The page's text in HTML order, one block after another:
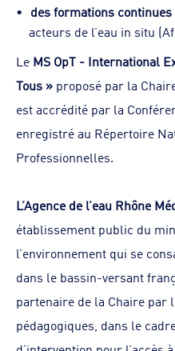
des formations
acteurs de l’eau in situ
Le MS OpT - International
Tous » proposé par la
est accrédité par la
enregistré au Répertoire
Professionnelles.
L’Agence de l’eau Rhône
établissement public du
l’environnement qui se
dans le bassin-versant
partenaire de la Chaire par
pédagogiques, dans le